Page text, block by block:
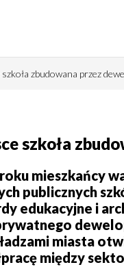
szkoła zbudowana przez
szkoła
mieszkańcy
publicznych
edukacyjne i
miasta
między